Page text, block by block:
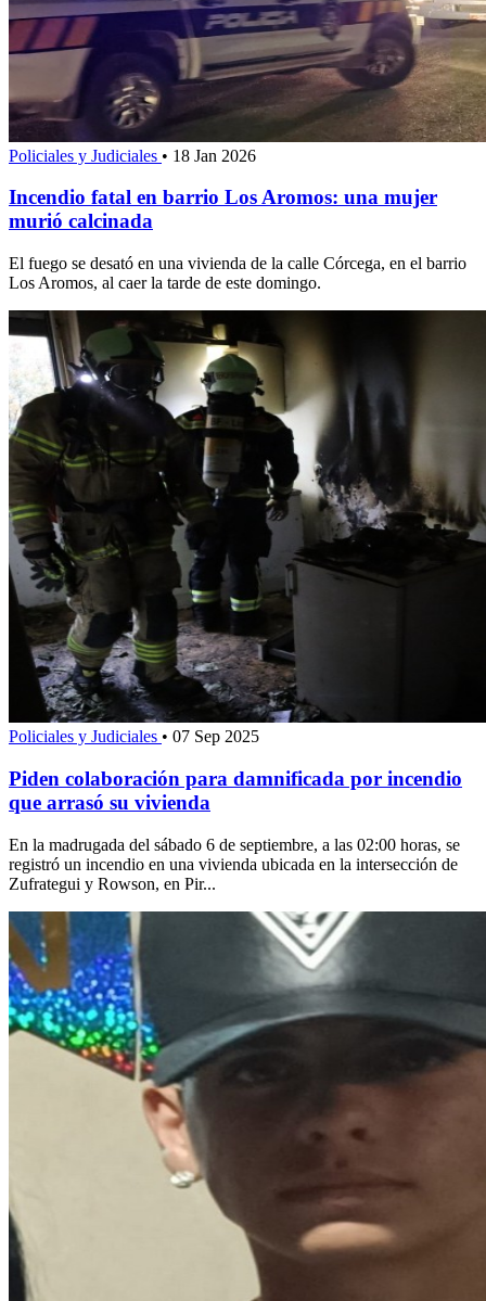
Policiales y Judiciales • 18 Jan 2026
Incendio fatal en barrio Los Aromos: una mujer
murió calcinada
El fuego se desató en una vivienda de la calle Córcega, en el barrio
Los Aromos, al caer la tarde de este domingo.
Policiales y Judiciales • 07 Sep 2025
Piden colaboración para damnificada por incendio
que arrasó su vivienda
En la madrugada del sábado 6 de septiembre, a las 02:00 horas, se
registró un incendio en una vivienda ubicada en la intersección de
Zufrategui y Rowson, en Pir...